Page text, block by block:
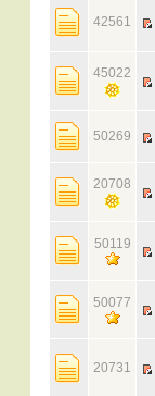
42561
45022
50269
20708
50119
50077
20731